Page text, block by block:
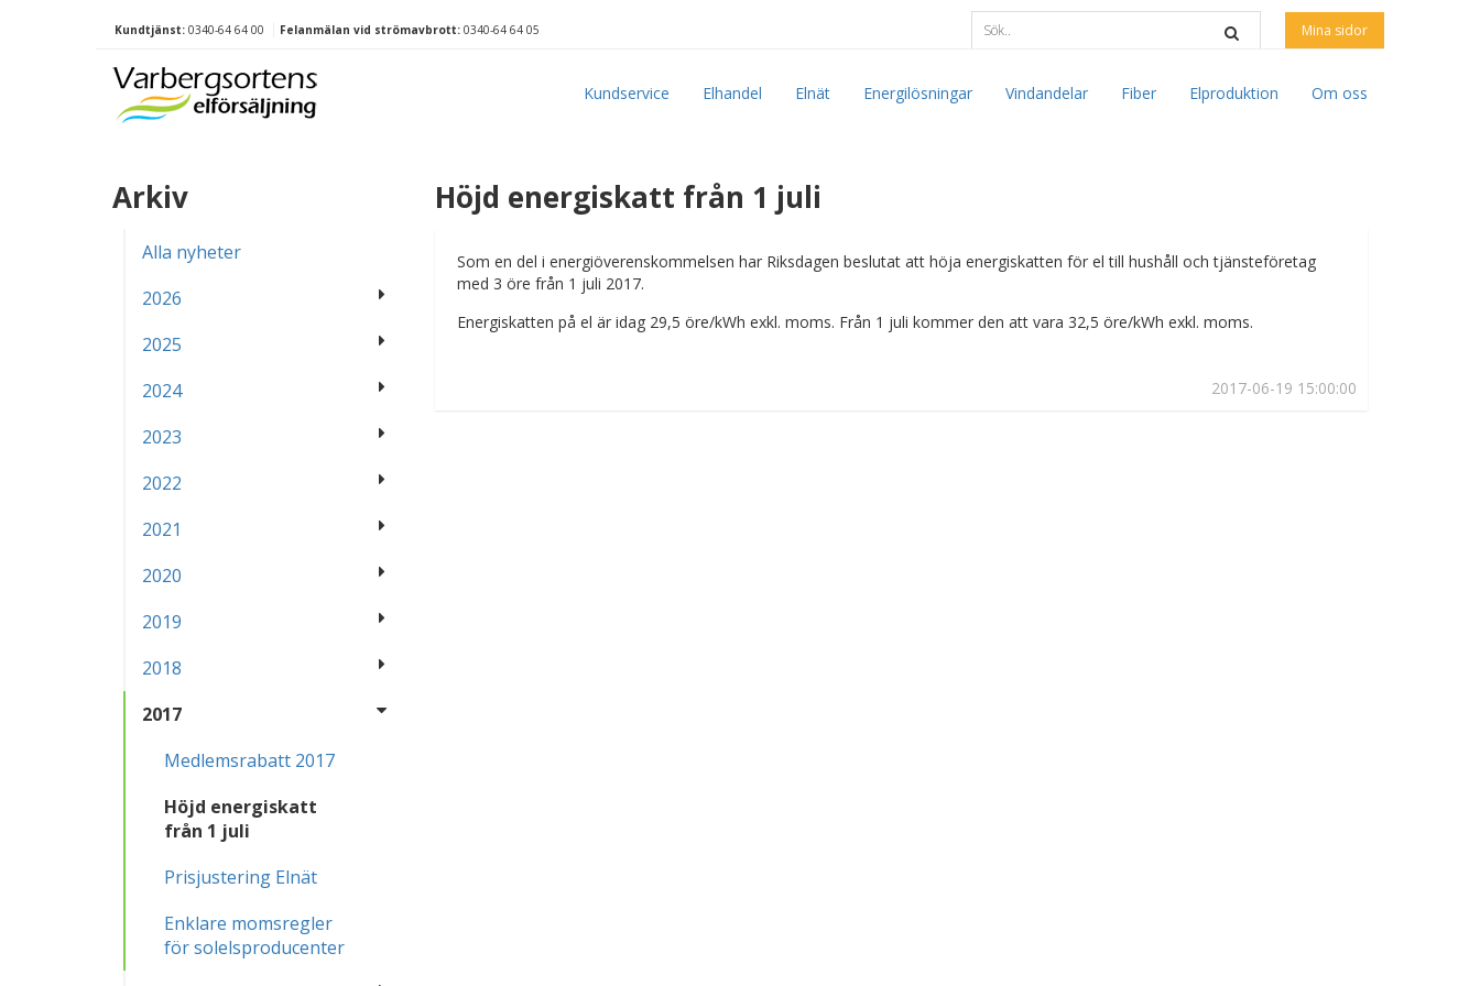
Kundtjänst: 0340-64 64 00 Felanmälan vid strömavbrott: 0340-64 64 05 Mina sidor
Kundservice Elhandel Elnät Energilösningar Vindandelar Fiber Elproduktion Om oss
Arkiv
Alla nyheter
2026
2025
2024
2023
2022
2021
2020
2019
2018
2017
Medlemsrabatt 2017
Höjd energiskatt
från 1 juli
Prisjustering Elnät
Enklare momsregler
för solelsproducenter
Höjd energiskatt från 1 juli
2017-06-19 15:00:00
Som en del i energiöverenskommelsen har Riksdagen beslutat att höja energiskatten för el till hushåll och tjänsteföretag
med 3 öre från 1 juli 2017.
Energiskatten på el är idag 29,5 öre/kWh exkl. moms. Från 1 juli kommer den att vara 32,5 öre/kWh exkl. moms.